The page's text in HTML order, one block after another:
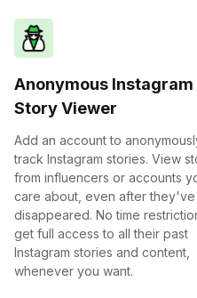
Anonymous Instagram
Story Viewer
Add an account to
track Instagram stories. View
from influencers or accounts
care about, even after they've
disappeared. No time
get full access to all their past
Instagram stories and content,
whenever you want.